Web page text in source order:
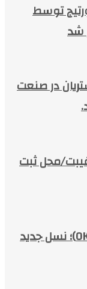
توسط
شد
در صنعت
با ۸ سال غیبت/محل ثبت
معرفی کرکره فولادی اوکر (OKER)؛ نسل جدید